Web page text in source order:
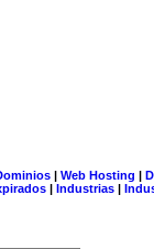
| Web Hosting |
| Industrias |